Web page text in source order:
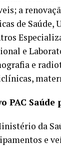
a
de Saúde,
e
e
PAC
da
e